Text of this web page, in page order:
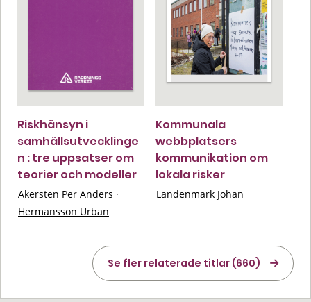
Riskhänsyn i
samhällsutvecklinge
n : tre uppsatser om
teorier och modeller
Akersten Per Anders ·
Hermansson Urban
Kommunala
webbplatsers
kommunikation om
lokala risker
Landenmark Johan
Se fler relaterade titlar (660)